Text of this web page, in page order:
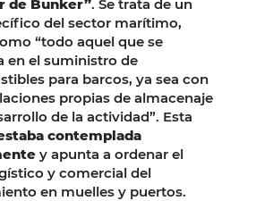
de Bunker”. Se trata de un
del sector marítimo,
“todo aquel que se
en el suministro de
para barcos, ya sea con
propias de almacenaje
de la actividad”. Esta
contemplada
y apunta a ordenar el
y comercial del
en muelles y puertos.